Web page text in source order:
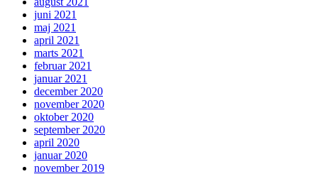
juni 2021
maj 2021
april 2021
marts 2021
februar 2021
januar 2021
december 2020
november 2020
oktober 2020
september 2020
april 2020
januar 2020
november 2019